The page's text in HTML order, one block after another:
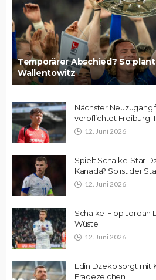
Temporärer Abschied? So
Wallentowitz
Nächster Neuzugang
verpflichtet Freiburg-
12. Juni 2026
Spielt Schalke-Star
Kanada? So ist der
12. Juni 2026
Schalke-Flop Jordan
Wüste
12. Juni 2026
Edin Dzeko sorgt mit
Fragezeichen